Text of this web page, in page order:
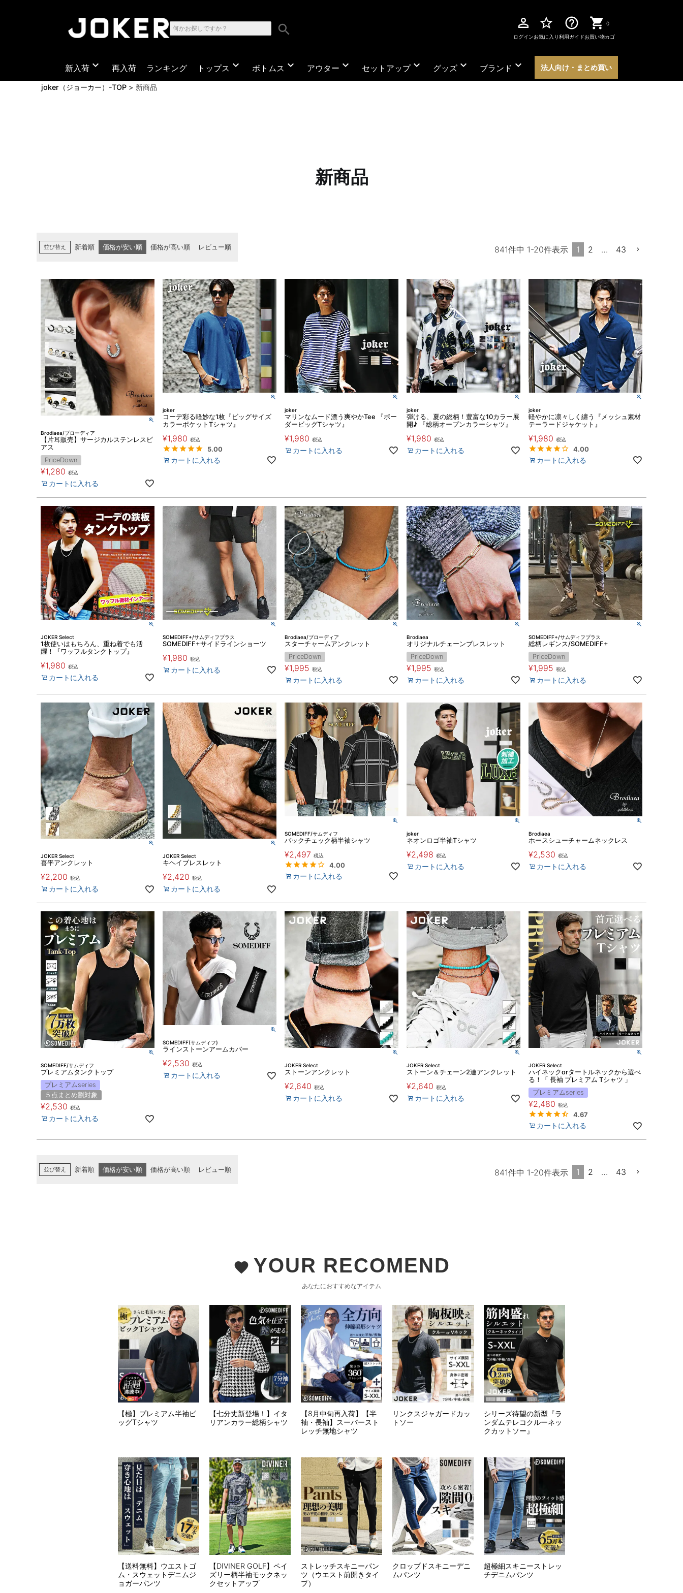
search perm_identity
ログイン
star_border
お気に入り
help_outline
利用ガイド
0
お買い物カゴ
新入荷 expand_more 再入荷 ランキング トップス expand_more ボトムス expand_more アウター expand_more セットアップexpand_more グッズ expand_more ブランド expand_more 法人向け・まとめ買い
joker（ジョーカー）-TOP 新商品
新商品
並び替え 新着順 価格が安い順 価格が高い順 レビュー順 841件中 1-20件表示 1 2 … 43
Brodiaea/ブローディア
【片耳販売】サージカルステンレスピ
アス
PriceDown
¥1,280 税込
カートに入れる
joker
コーデ彩る軽妙な1枚『ビッグサイズ
カラーポケットTシャツ』
¥1,980 税込
5.00
カートに入れる
joker
マリンなムード漂う爽やかTee 『ボー
ダービッグTシャツ』
¥1,980 税込
カートに入れる
joker
弾ける、夏の総柄！豊富な10カラー展
開♪ 『総柄オープンカラーシャツ』
¥1,980 税込
カートに入れる
joker
軽やかに凛々しく纏う『メッシュ素材
テーラードジャケット』
¥1,980 税込
4.00
カートに入れる
JOKER Select
1枚使いはもちろん、重ね着でも活
躍！『ワッフルタンクトップ』
¥1,980 税込
カートに入れる
SOMEDIFF+/サムディフプラス
SOMEDIFF+サイドラインショーツ
¥1,980 税込
カートに入れる
Brodiaea/ブローディア
スターチャームアンクレット
PriceDown
¥1,995 税込
カートに入れる
Brodiaea
オリジナルチェーンブレスレット
PriceDown
¥1,995 税込
カートに入れる
SOMEDIFF+/サムディフプラス
総柄レギンス/SOMEDIFF+
PriceDown
¥1,995 税込
カートに入れる
JOKER Select
喜平アンクレット
¥2,200 税込
カートに入れる
JOKER Select
キヘイブレスレット
¥2,420 税込
カートに入れる
SOMEDIFF/サムディフ
バックチェック柄半袖シャツ
¥2,497 税込
4.00
カートに入れる
joker
ネオンロゴ半袖Tシャツ
¥2,498 税込
カートに入れる
Brodiaea
ホースシューチャームネックレス
¥2,530 税込
カートに入れる
SOMEDIFF/サムディフ
プレミアムタンクトップ
プレミアムseries
５点まとめ割対象
¥2,530 税込
カートに入れる
SOMEDIFF(サムディフ)
ラインストーンアームカバー
¥2,530 税込
カートに入れる
JOKER Select
ストーンアンクレット
¥2,640 税込
カートに入れる
JOKER Select
ストーン＆チェーン2連アンクレット
¥2,640 税込
カートに入れる
JOKER Select
ハイネックorタートルネックから選べ
る！「 長袖 プレミアム Tシャツ 」
プレミアムseries
¥2,480 税込
4.67
カートに入れる
並び替え 新着順 価格が安い順 価格が高い順 レビュー順 841件中 1-20件表示 1 2 … 43
favorite YOUR RECOMEND
あなたにおすすめなアイテム
【極】プレミアム半袖ビ
ッグTシャツ
【七分丈新登場！】イタ
リアンカラー総柄シャツ
【8月中旬再入荷】【半
袖・長袖】スーパースト
レッチ無地シャツ
リンクスジャガードカッ
トソー
シリーズ待望の新型『ラ
ンダムテレコクルーネッ
クカットソー』
【送料無料】ウエストゴ
ム・スウェットデニムジ
ョガーパンツ
【DIVINER GOLF】ペイ
ズリー柄半袖モックネッ
クセットアップ
ストレッチスキニーパン
ツ（ウエスト前開きタイ
プ）
クロップドスキニーデニ
ムパンツ
超極細スキニーストレッ
チデニムパンツ